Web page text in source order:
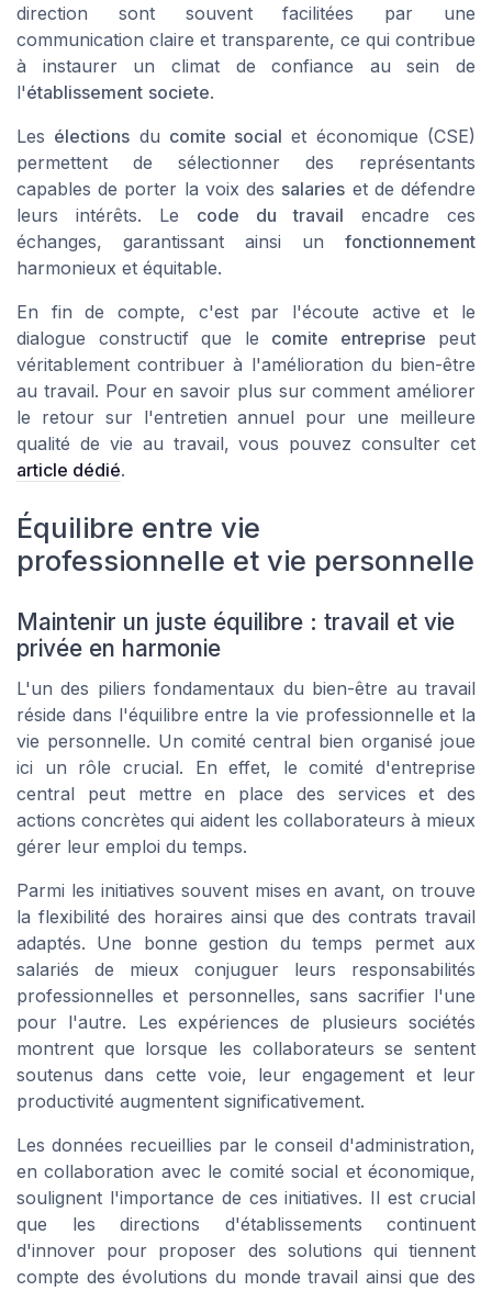
direction sont souvent facilitées par une
communication claire et transparente, ce qui contribue
à instaurer un climat de confiance au sein de
l'établissement societe.
Les élections du comite social et économique (CSE)
permettent de sélectionner des représentants
capables de porter la voix des salaries et de défendre
leurs intérêts. Le code du travail encadre ces
échanges, garantissant ainsi un fonctionnement
harmonieux et équitable.
En fin de compte, c'est par l'écoute active et le
dialogue constructif que le comite entreprise peut
véritablement contribuer à l'amélioration du bien-être
au travail. Pour en savoir plus sur comment améliorer
le retour sur l'entretien annuel pour une meilleure
qualité de vie au travail, vous pouvez consulter cet
article dédié.
Équilibre entre vie
professionnelle et vie personnelle
Maintenir un juste équilibre : travail et vie
privée en harmonie
L'un des piliers fondamentaux du bien-être au travail
réside dans l'équilibre entre la vie professionnelle et la
vie personnelle. Un comité central bien organisé joue
ici un rôle crucial. En effet, le comité d'entreprise
central peut mettre en place des services et des
actions concrètes qui aident les collaborateurs à mieux
gérer leur emploi du temps.
Parmi les initiatives souvent mises en avant, on trouve
la flexibilité des horaires ainsi que des contrats travail
adaptés. Une bonne gestion du temps permet aux
salariés de mieux conjuguer leurs responsabilités
professionnelles et personnelles, sans sacrifier l'une
pour l'autre. Les expériences de plusieurs sociétés
montrent que lorsque les collaborateurs se sentent
soutenus dans cette voie, leur engagement et leur
productivité augmentent significativement.
Les données recueillies par le conseil d'administration,
en collaboration avec le comité social et économique,
soulignent l'importance de ces initiatives. Il est crucial
que les directions d'établissements continuent
d'innover pour proposer des solutions qui tiennent
compte des évolutions du monde travail ainsi que des